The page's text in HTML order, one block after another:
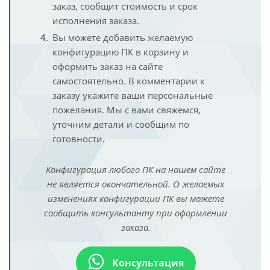
заказ, сообщит стоимость и срок
исполнения заказа.
Вы можете добавить желаемую
конфигурацию ПК в корзину и
оформить заказ на сайте
самостоятельно. В комментарии к
заказу укажите ваши персональные
пожелания. Мы с вами свяжемся,
уточним детали и сообщим по
готовности.
Конфигурация любого ПК на нашем сайте
не является окончательной. О желаемых
изменениях конфигурации ПК вы можете
сообщить консультанту при оформлении
заказа.
Консультация